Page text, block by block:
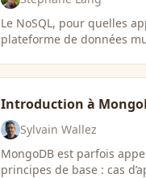
Le NoSQL, pour quelles
plateforme de données
Introduction à
Sylvain Wallez
MongoDB est parfois
principes de base : cas